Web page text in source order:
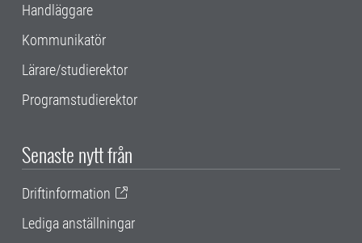
Handläggare
Kommunikatör
Lärare/studierektor
Programstudierektor
Senaste nytt från
Driftinformation
Lediga anställningar